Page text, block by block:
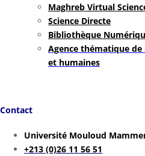
Maghreb Virtual
Science Directe
Bibliothèque
Agence thématique de
et humaines
Contact
Université Mouloud
+213 (0)26 11 56 51